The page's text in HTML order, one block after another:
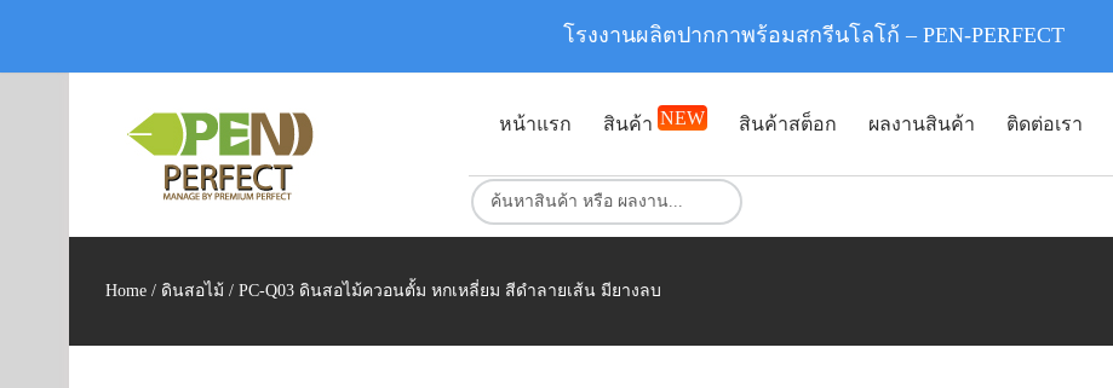
หน้าแรก สินค้า NEW สินค้าสต็อก ผลงานสินค้า ติดต่อเรา
Home / ดินสอไม้ / PC-Q03 ดินสอไม้ควอนตั้ม หกเหลี่ยม สีดำลายเส้น มียางลบ
โรงงานผลิตปากกาพร้อมสกรีนโลโก้ – PEN-PERFECT